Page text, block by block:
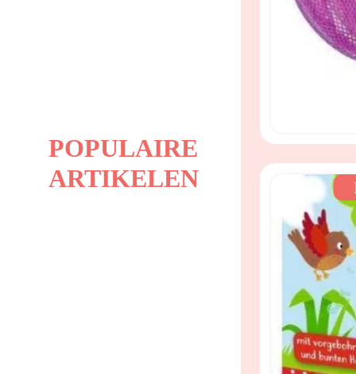
POPULAIRE
ARTIKELEN